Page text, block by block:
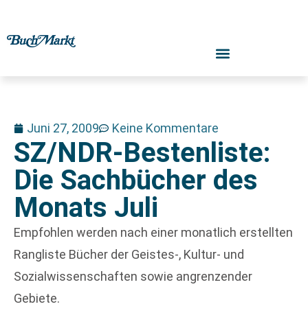
Juni 27, 2009 Keine Kommentare
SZ/NDR-Bestenliste:
Die Sachbücher des
Monats Juli
Empfohlen werden nach einer monatlich erstellten
Rangliste Bücher der Geistes-, Kultur- und
Sozialwissenschaften sowie angrenzender
Gebiete.